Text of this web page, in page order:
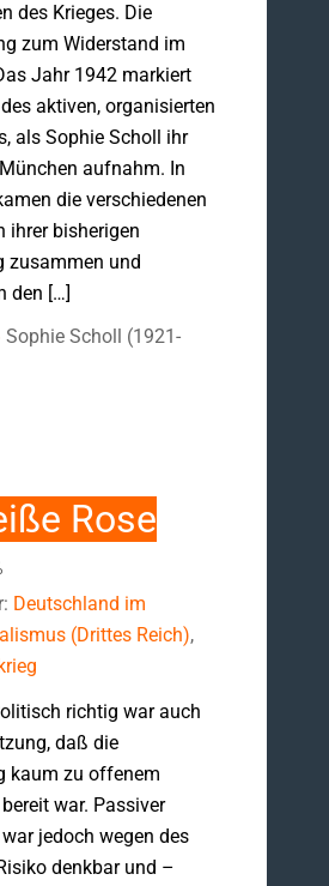
des Krieges. Die
zum Widerstand im
Jahr 1942 markiert
aktiven, organisierten
als Sophie Scholl ihr
aufnahm. In
die verschiedenen
ihrer bisherigen
zusammen und
den […]
Sophie Scholl (1921-
Rose
Deutschland im
(Drittes Reich),
richtig war auch
daß die
kaum zu offenem
war. Passiver
jedoch wegen des
denkbar und –